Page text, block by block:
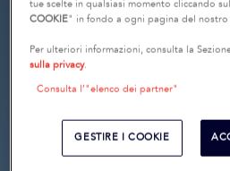
tue scelte in qualsiasi momento cliccando
COOKIE" in fondo a ogni pagina del nostro
Per ulteriori informazioni, consulta la
sulla privacy.
Consulta l’"elenco dei partner"
GESTIRE I COOKIE